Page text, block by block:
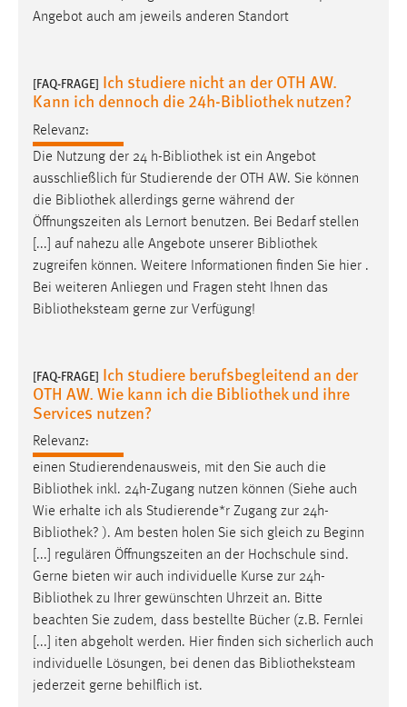
Angebot auch am jeweils anderen Standort
[FAQ-FRAGE] Ich studiere nicht an der OTH AW.
Kann ich dennoch die 24h-Bibliothek nutzen?
Relevanz:
Die Nutzung der 24 h-Bibliothek ist ein Angebot
ausschließlich für Studierende der OTH AW. Sie können
die Bibliothek allerdings gerne während der
Öffnungszeiten als Lernort benutzen. Bei Bedarf stellen
[...] auf nahezu alle Angebote unserer Bibliothek
zugreifen können. Weitere Informationen finden Sie hier .
Bei weiteren Anliegen und Fragen steht Ihnen das
Bibliotheksteam gerne zur Verfügung!
[FAQ-FRAGE] Ich studiere berufsbegleitend an der
OTH AW. Wie kann ich die Bibliothek und ihre
Services nutzen?
Relevanz:
einen Studierendenausweis, mit den Sie auch die
Bibliothek inkl. 24h-Zugang nutzen können (Siehe auch
Wie erhalte ich als Studierende*r Zugang zur 24h-
Bibliothek? ). Am besten holen Sie sich gleich zu Beginn
[...] regulären Öffnungszeiten an der Hochschule sind.
Gerne bieten wir auch individuelle Kurse zur 24h-
Bibliothek zu Ihrer gewünschten Uhrzeit an. Bitte
beachten Sie zudem, dass bestellte Bücher (z.B. Fernlei
[...] iten abgeholt werden. Hier finden sich sicherlich auch
individuelle Lösungen, bei denen das Bibliotheksteam
jederzeit gerne behilflich ist.
EXTERNE MEDIEN
externen Medien Cookies gesetzt.
YouTube
Vimeo